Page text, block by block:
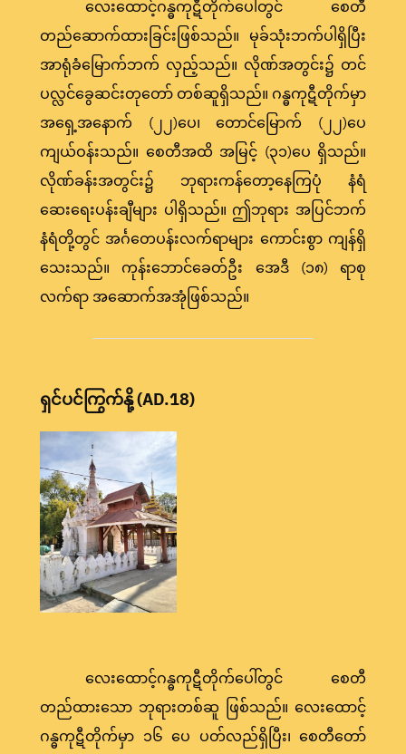
လေးထောင့်ဂန္ဓကုဋီတိုက်ပေါ်တွင် စေတီ
တည်ဆောက်ထားခြင်းဖြစ်သည်။ မုခ်သုံးဘက်ပါရှိပြီး
အာရုံခံမြောက်ဘက် လှည့်သည်။ လိုဏ်အတွင်း၌ တင်
ပလ္လင်ခွေဆင်းတုတော် တစ်ဆူရှိသည်။ ဂန္ဓကုဋီတိုက်မှာ
အရှေ့အနောက် (၂၂)ပေ၊ တောင်မြောက် (၂၂)ပေ
ကျယ်ဝန်းသည်။ စေတီအထိ အမြင့် (၃၁)ပေ ရှိသည်။
လိုဏ်ခန်းအတွင်း၌ ဘုရားကန်တော့နေကြပုံ နံရံ
ဆေးရေးပန်းချီများ ပါရှိသည်။ ဤဘုရား အပြင်ဘက်
နံရံတို့တွင် အင်္ဂတေပန်းလက်ရာများ ကောင်းစွာ ကျန်ရှိ
သေးသည်။ ကုန်းဘောင်ခေတ်ဦး အေဒီ (၁၈) ရာစု
လက်ရာ အဆောက်အအုံဖြစ်သည်။
ရှင်ပင်ကြွက်နို့ (AD.18)
လေးထောင့်ဂန္ဓကုဋီတိုက်ပေါ်တွင် စေတီ
တည်ထားသော ဘုရားတစ်ဆူ ဖြစ်သည်။ လေးထောင့်
ဂန္ဓကုဋီတိုက်မှာ ၁၆ ပေ ပတ်လည်ရှိပြီး၊ စေတီတော်